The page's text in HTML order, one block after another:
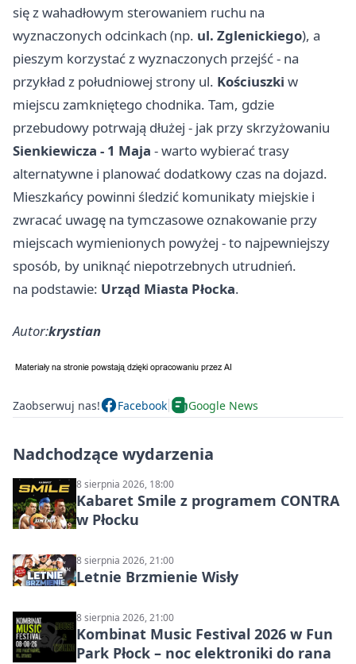
się z wahadłowym sterowaniem ruchu na
wyznaczonych odcinkach (np. ul. Zglenickiego), a
pieszym korzystać z wyznaczonych przejść - na
przykład z południowej strony ul. Kościuszki w
miejscu zamkniętego chodnika. Tam, gdzie
przebudowy potrwają dłużej - jak przy skrzyżowaniu
Sienkiewicza - 1 Maja - warto wybierać trasy
alternatywne i planować dodatkowy czas na dojazd.
Mieszkańcy powinni śledzić komunikaty miejskie i
zwracać uwagę na tymczasowe oznakowanie przy
miejscach wymienionych powyżej - to najpewniejszy
sposób, by uniknąć niepotrzebnych utrudnień.
na podstawie: Urząd Miasta Płocka.
Autor:krystian
Zaobserwuj nas! Facebook Google News
Nadchodzące wydarzenia
8 sierpnia 2026, 18:00
Kabaret Smile z programem CONTRA
w Płocku
8 sierpnia 2026, 21:00
Letnie Brzmienie Wisły
8 sierpnia 2026, 21:00
Kombinat Music Festival 2026 w Fun
Park Płock – noc elektroniki do rana